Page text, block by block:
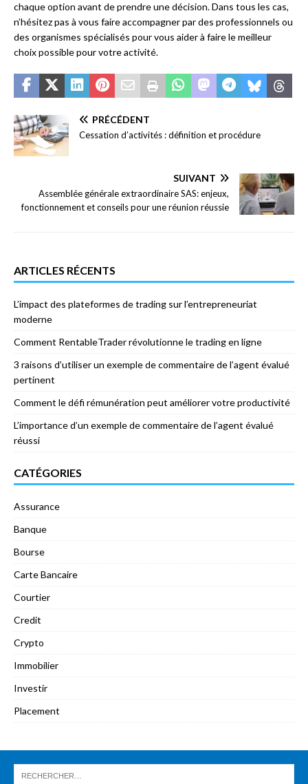
chaque option avant de prendre une décision. Dans tous les cas,
n’hésitez pas à vous faire accompagner par des professionnels ou
des organismes spécialisés pour vous aider à faire le meilleur
choix possible pour votre activité.
PRÉCÉDENT
Cessation d’activités : définition et procédure
SUIVANT
Assemblée générale extraordinaire SAS: enjeux,
fonctionnement et conseils pour une réunion réussie
ARTICLES RÉCENTS
L’impact des plateformes de trading sur l’entrepreneuriat
moderne
Comment RentableTrader révolutionne le trading en ligne
3 raisons d’utiliser un exemple de commentaire de l’agent évalué
pertinent
Comment le défi rémunération peut améliorer votre productivité
L’importance d’un exemple de commentaire de l’agent évalué
réussi
CATÉGORIES
Assurance
Banque
Bourse
Carte Bancaire
Courtier
Credit
Crypto
Immobilier
Investir
Placement